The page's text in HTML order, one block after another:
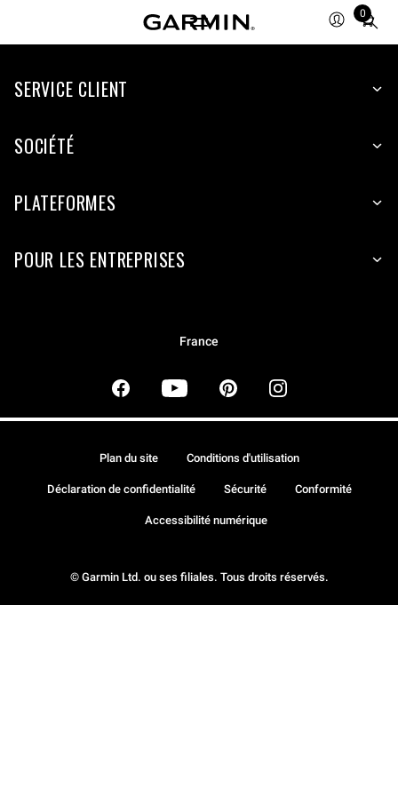
0
Total
items
cart:
SERVICE CLIENT
SOCIÉTÉ
PLATEFORMES
POUR LES ENTREPRISES
France
© Garmin Ltd. ou ses filiales. Tous droits réservés.
Plan du site Conditions d'utilisation
Déclaration de confidentialité Sécurité Conformité
Accessibilité numérique